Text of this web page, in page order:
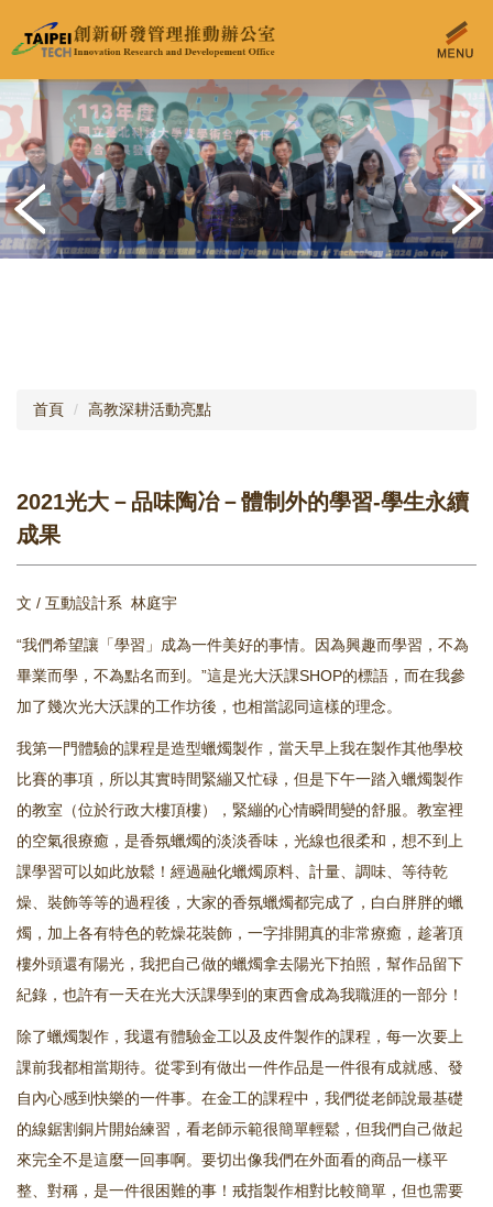
到
要
內
容
區
首頁 高教深耕活動亮點
2021光大－品味陶冶－體制外的學習-學生永續
成果
文 / 互動設計系 林庭宇
“我們希望讓「學習」成為一件美好的事情。因為興趣而學習，不為
畢業而學，不為點名而到。”這是光大沃課SHOP的標語，而在我參
加了幾次光大沃課的工作坊後，也相當認同這樣的理念。
我第一門體驗的課程是造型蠟燭製作，當天早上我在製作其他學校
比賽的事項，所以其實時間緊繃又忙碌，但是下午一踏入蠟燭製作
的教室（位於行政大樓頂樓），緊繃的心情瞬間變的舒服。教室裡
的空氣很療癒，是香氛蠟燭的淡淡香味，光線也很柔和，想不到上
課學習可以如此放鬆！經過融化蠟燭原料、計量、調味、等待乾
燥、裝飾等等的過程後，大家的香氛蠟燭都完成了，白白胖胖的蠟
燭，加上各有特色的乾燥花裝飾，一字排開真的非常療癒，趁著頂
樓外頭還有陽光，我把自己做的蠟燭拿去陽光下拍照，幫作品留下
紀錄，也許有一天在光大沃課學到的東西會成為我職涯的一部分！
除了蠟燭製作，我還有體驗金工以及皮件製作的課程，每一次要上
課前我都相當期待。從零到有做出一件作品是一件很有成就感、發
自內心感到快樂的一件事。在金工的課程中，我們從老師說最基礎
的線鋸割銅片開始練習，看老師示範很簡單輕鬆，但我們自己做起
來完全不是這麼一回事啊。要切出像我們在外面看的商品一樣平
整、對稱，是一件很困難的事！戒指製作相對比較簡單，但也需要